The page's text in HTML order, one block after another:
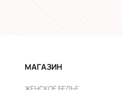
МАГАЗИН